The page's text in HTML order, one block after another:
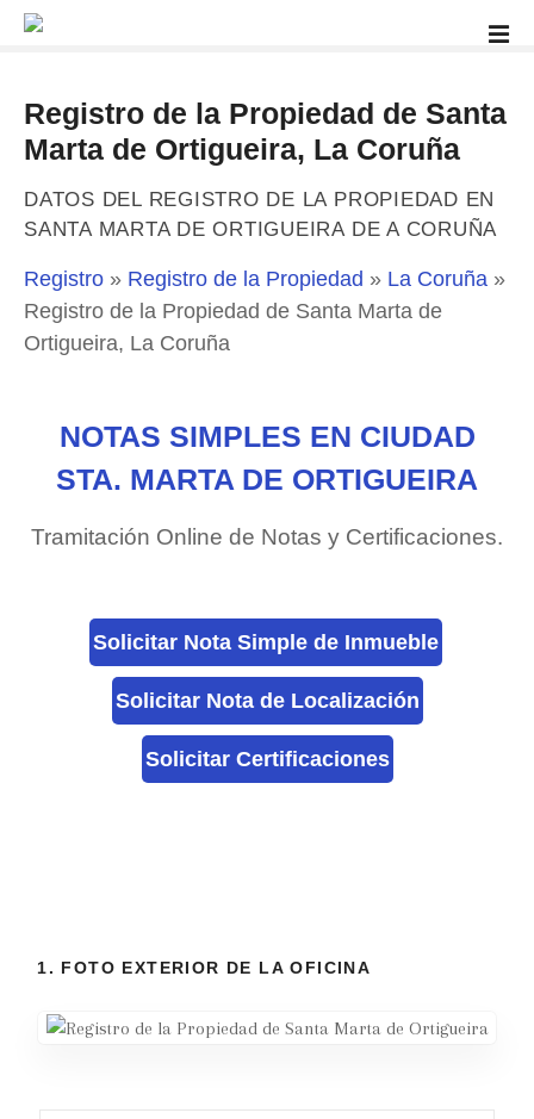
Registro de la Propiedad de Santa
Marta de Ortigueira, La Coruña
DATOS DEL REGISTRO DE LA PROPIEDAD EN
SANTA MARTA DE ORTIGUEIRA DE A CORUÑA
Registro » Registro de la Propiedad » La Coruña »
Registro de la Propiedad de Santa Marta de
Ortigueira, La Coruña
NOTAS SIMPLES EN CIUDAD
STA. MARTA DE ORTIGUEIRA
Tramitación Online de Notas y Certificaciones.
Solicitar Nota Simple de Inmueble
Solicitar Nota de Localización
Solicitar Certificaciones
1. FOTO EXTERIOR DE LA OFICINA